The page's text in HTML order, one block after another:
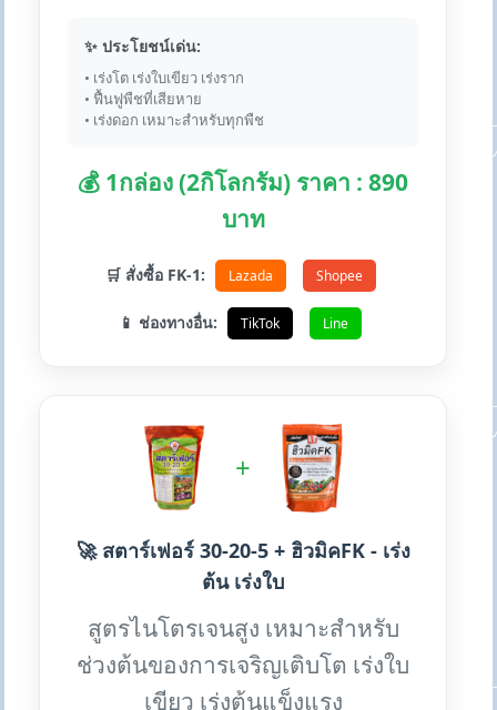
✨ ประโยชน์เด่น:
• เร่งโต เร่งใบเขียว เร่งราก
• ฟื้นฟูพืชที่เสียหาย
• เร่งดอก เหมาะสำหรับทุกพืช
💰 1กล่อง (2กิโลกรัม) ราคา : 890
บาท
🛒 สั่งซื้อ FK-1: Lazada Shopee
📱 ช่องทางอื่น: TikTok Line
+
🚀 สตาร์เฟอร์ 30-20-5 + ฮิวมิคFK - เร่ง
ต้น เร่งใบ
สูตรไนโตรเจนสูง เหมาะสำหรับ
ช่วงต้นของการเจริญเติบโต เร่งใบ
เขียว เร่งต้นแข็งแรง